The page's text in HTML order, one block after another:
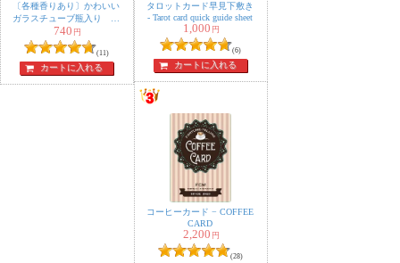
〔各種香りあり〕かわいい
ガラスチューブ瓶入り 樹
脂香 ハーブ香 レジンイ
ンセンス 自然由来の豊か
な香り オラクルカードな
どのスマッジングにも
740 円
(11)
カートに入れる
タロットカード早見下敷き
‐ Tarot card quick guide sheet
1,000 円
(6)
カートに入れる
コーヒーカード − COFFEE
CARD
2,200 円
(28)